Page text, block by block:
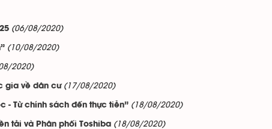
(06/08/2020)
(10/08/2020)
2020)
gia về dân cư (17/08/2020)
- Từ chính sách đến thực tiễn” (18/08/2020)
tải và Phân phối Toshiba (18/08/2020)